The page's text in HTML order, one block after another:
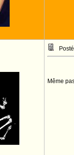
Même